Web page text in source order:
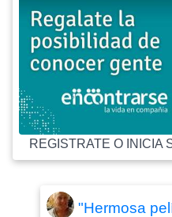
REGISTRATE O INICIA
"Hermosa